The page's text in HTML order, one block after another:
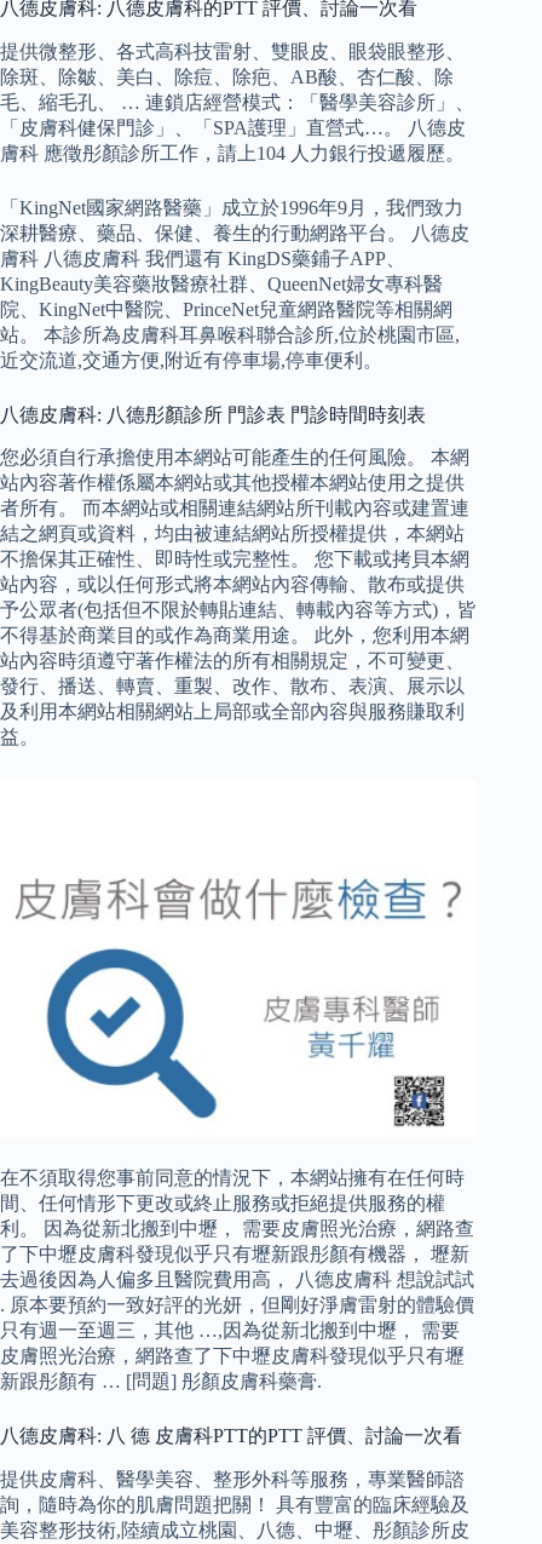
八德皮膚科: 八德皮膚科的PTT 評價、討論一次看
提供微整形、各式高科技雷射、雙眼皮、眼袋眼整形、
除斑、除皺、美白、除痘、除疤、AB酸、杏仁酸、除
毛、縮毛孔、 … 連鎖店經營模式：「醫學美容診所」、
「皮膚科健保門診」、「SPA護理」直營式…。 八德皮
膚科 應徵彤顏診所工作，請上104 人力銀行投遞履歷。
「KingNet國家網路醫藥」成立於1996年9月，我們致力
深耕醫療、藥品、保健、養生的行動網路平台。 八德皮
膚科 八德皮膚科 我們還有 KingDS藥鋪子APP、
KingBeauty美容藥妝醫療社群、QueenNet婦女專科醫
院、KingNet中醫院、PrinceNet兒童網路醫院等相關網
站。 本診所為皮膚科耳鼻喉科聯合診所,位於桃園市區,
近交流道,交通方便,附近有停車場,停車便利。
八德皮膚科: 八德彤顏診所 門診表 門診時間時刻表
您必須自行承擔使用本網站可能產生的任何風險。 本網
站內容著作權係屬本網站或其他授權本網站使用之提供
者所有。 而本網站或相關連結網站所刊載內容或建置連
結之網頁或資料，均由被連結網站所授權提供，本網站
不擔保其正確性、即時性或完整性。 您下載或拷貝本網
站內容，或以任何形式將本網站內容傳輸、散布或提供
予公眾者(包括但不限於轉貼連結、轉載內容等方式)，皆
不得基於商業目的或作為商業用途。 此外，您利用本網
站內容時須遵守著作權法的所有相關規定，不可變更、
發行、播送、轉賣、重製、改作、散布、表演、展示以
及利用本網站相關網站上局部或全部內容與服務賺取利
益。
在不須取得您事前同意的情況下，本網站擁有在任何時
間、任何情形下更改或終止服務或拒絕提供服務的權
利。 因為從新北搬到中壢， 需要皮膚照光治療，網路查
了下中壢皮膚科發現似乎只有壢新跟彤顏有機器， 壢新
去過後因為人偏多且醫院費用高， 八德皮膚科 想說試試
. 原本要預約一致好評的光妍，但剛好淨膚雷射的體驗價
只有週一至週三，其他 …,因為從新北搬到中壢， 需要
皮膚照光治療，網路查了下中壢皮膚科發現似乎只有壢
新跟彤顏有 … [問題] 彤顏皮膚科藥膏.
八德皮膚科: 八 德 皮膚科PTT的PTT 評價、討論一次看
提供皮膚科、醫學美容、整形外科等服務，專業醫師諮
詢，隨時為你的肌膚問題把關！ 具有豐富的臨床經驗及
美容整形技術,陸續成立桃園、八德、中壢、彤顏診所皮